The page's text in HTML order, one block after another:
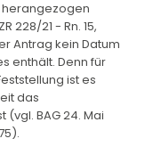
228/21 - Rn. 15,
Antrag kein Datum
enthält. Denn für
ist es
das
BAG 24. Mai